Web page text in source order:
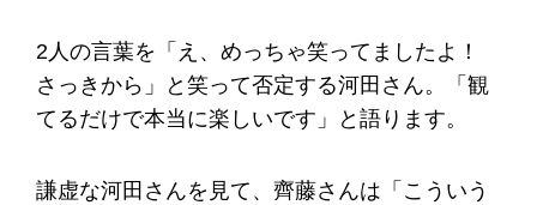
2人の言葉を「え、めっちゃ笑ってましたよ！
さっきから」と笑って否定する河田さん。「観
てるだけで本当に楽しいです」と語ります。
謙虚な河田さんを見て、齊藤さんは「こういう